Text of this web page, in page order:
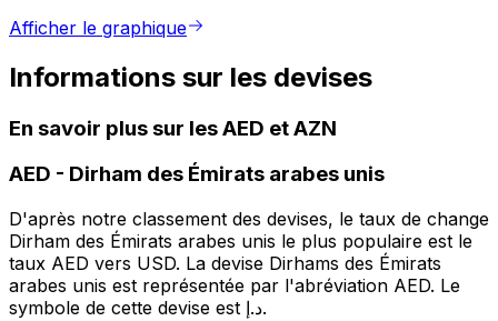
Afficher le graphique
Informations sur les devises
En savoir plus sur les AED et AZN
AED - Dirham des Émirats arabes unis
D'après notre classement des devises, le taux de change
Dirham des Émirats arabes unis le plus populaire est le
taux AED vers USD. La devise Dirhams des Émirats
arabes unis est représentée par l'abréviation AED. Le
symbole de cette devise est د.إ.